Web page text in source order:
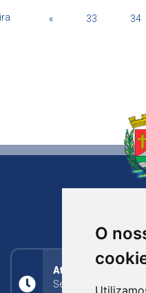
O
« 33 34
Atendimento
Segunda a Sexta: 8h